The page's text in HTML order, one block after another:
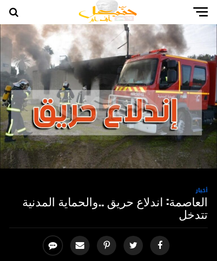
أخبار
العاصمة: اندلاع حريق ..والحماية المدنية
تتدخل